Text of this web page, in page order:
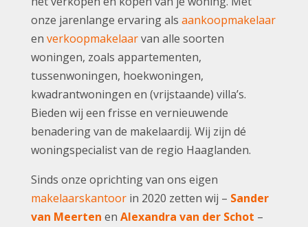
onze jarenlange ervaring als aankoopmakelaar
en verkoopmakelaarvan alle soorten
woningen, zoals appartementen,
tussenwoningen, hoekwoningen,
kwadrantwoningen en (vrijstaande) villa’s.
Bieden wij een frisse en vernieuwende
benadering van de makelaardij. Wij zijn dé
woningspecialist van de regio Haaglanden.
Sinds onze oprichting van ons eigen
makelaarskantoorin 2020 zetten wij – Sander
van Meerten en Alexandra van der Schot –